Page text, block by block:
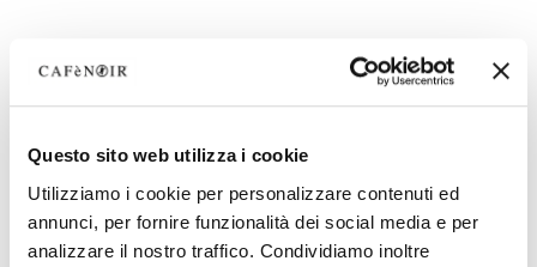
Questo sito web utilizza i cookie
Utilizziamo i cookie per personalizzare contenuti ed
annunci, per fornire funzionalità dei social media e per
analizzare il nostro traffico. Condividiamo inoltre